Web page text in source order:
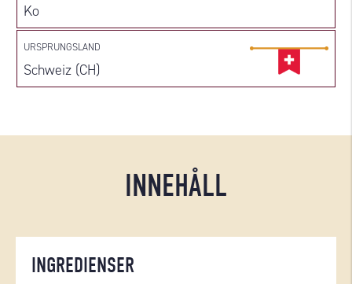
Ko
URSPRUNGSLAND
Schweiz (CH)
INNEHÅLL
INGREDIENSER